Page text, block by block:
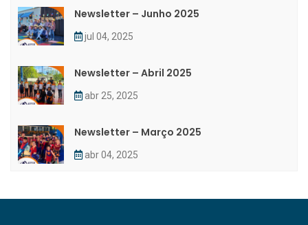
Newsletter – Junho 2025
jul 04, 2025
Newsletter – Abril 2025
abr 25, 2025
Newsletter – Março 2025
abr 04, 2025